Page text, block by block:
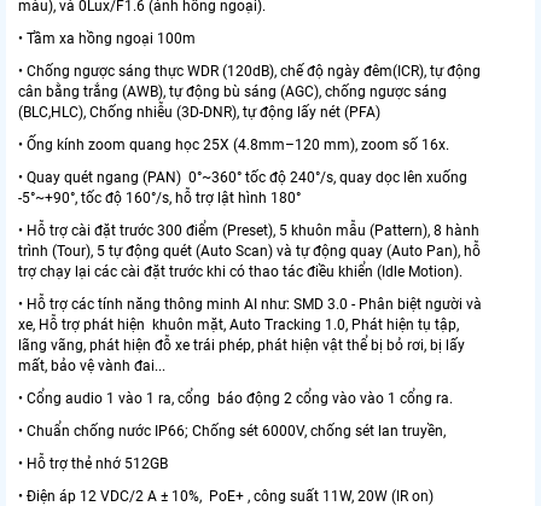
màu), và 0Lux/F1.6 (ảnh hồng ngoại).
• Tầm xa hồng ngoại 100m
• Chống ngược sáng thực WDR (120dB), chế độ ngày đêm(ICR), tự động
cân bằng trắng (AWB), tự động bù sáng (AGC), chống ngược sáng
(BLC,HLC), Chống nhiễu (3D-DNR), tự động lấy nét (PFA)
• Ống kính zoom quang học 25X (4.8mm–120 mm), zoom số 16x.
• Quay quét ngang (PAN) 0°~360° tốc độ 240°/s, quay dọc lên xuống
-5°~+90°, tốc độ 160°/s, hỗ trợ lật hình 180°
• Hỗ trợ cài đặt trước 300 điểm (Preset), 5 khuôn mẫu (Pattern), 8 hành
trình (Tour), 5 tự động quét (Auto Scan) và tự động quay (Auto Pan), hỗ
trợ chạy lại các cài đặt trước khi có thao tác điều khiển (Idle Motion).
• Hỗ trợ các tính năng thông minh AI như: SMD 3.0 - Phân biệt người và
xe, Hỗ trợ phát hiện khuôn mặt, Auto Tracking 1.0, Phát hiện tụ tập,
lãng vãng, phát hiện đỗ xe trái phép, phát hiện vật thể bị bỏ rơi, bị lấy
mất, bảo vệ vành đai...
• Cổng audio 1 vào 1 ra, cổng báo động 2 cổng vào vào 1 cổng ra.
• Chuẩn chống nước IP66; Chống sét 6000V, chống sét lan truyền,
• Hỗ trợ thẻ nhớ 512GB
• Điện áp 12 VDC/2 A ± 10%, PoE+ , công suất 11W, 20W (IR on)